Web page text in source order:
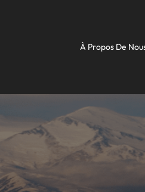
À Propos De